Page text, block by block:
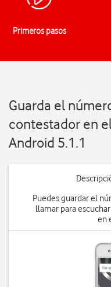
Primeros pasos
Guarda el
contestador en
Android 5.1.1
Puedes guardar el
llamar para
en